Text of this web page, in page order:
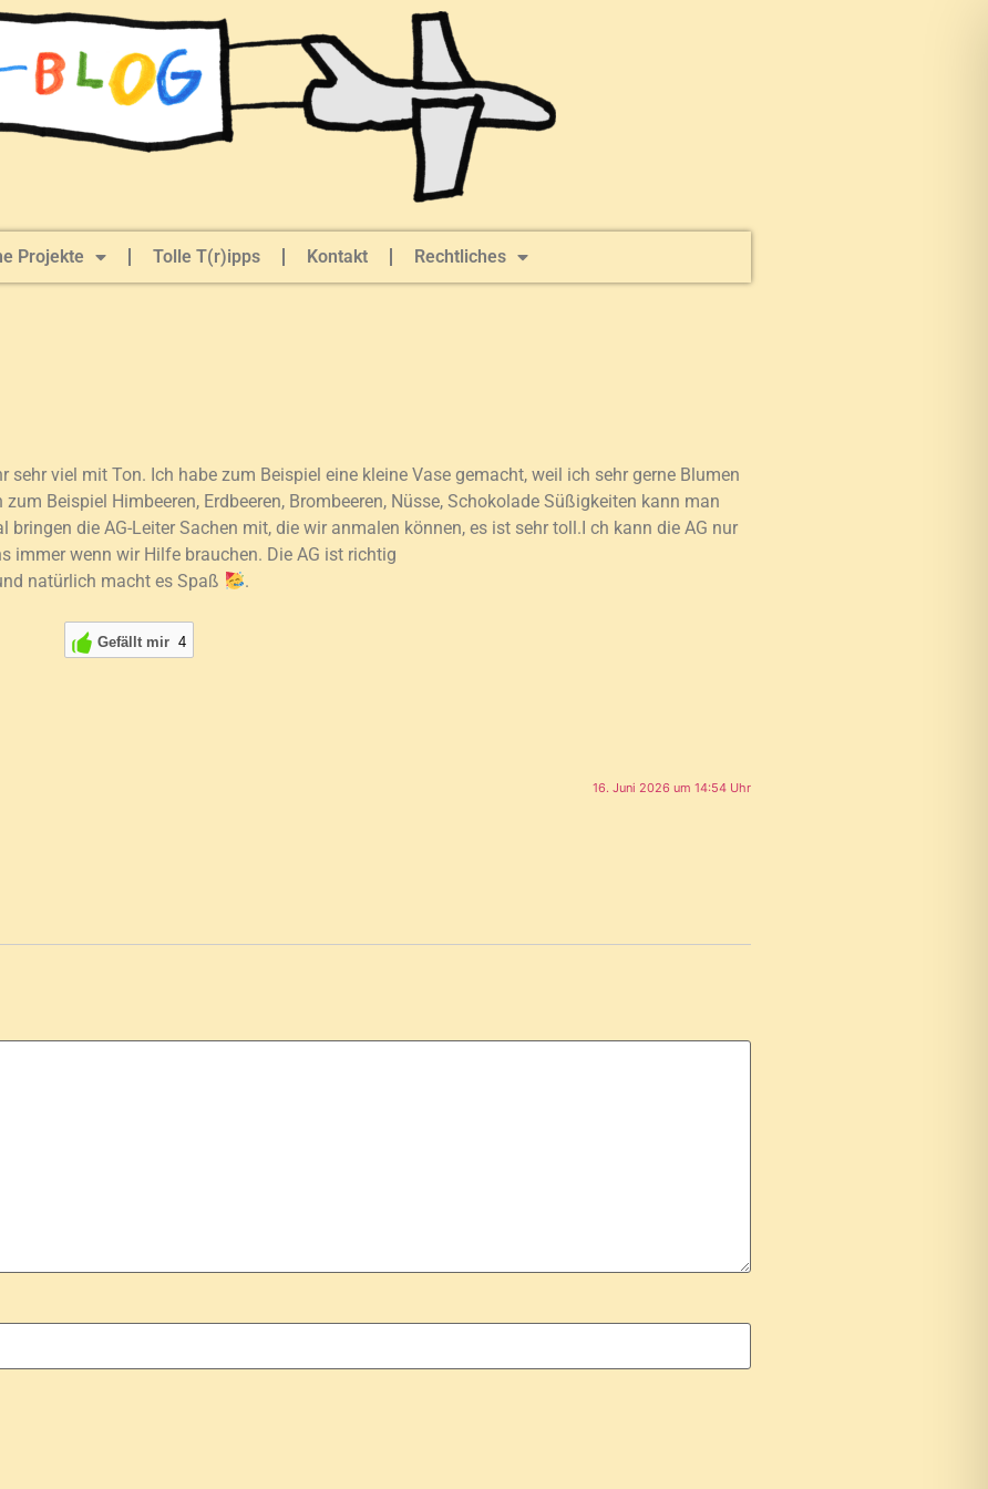
Projekte Tolle T(r)ipps Kontakt Rechtliches
sehr viel mit Ton. Ich habe zum Beispiel eine kleine Vase gemacht, weil ich sehr gerne Blumen
Beispiel Himbeeren, Erdbeeren, Brombeeren, Nüsse, Schokolade Süßigkeiten kann man
die AG-Leiter Sachen mit, die wir anmalen können, es ist sehr toll.I ch kann die AG nur
immer wenn wir Hilfe brauchen. Die AG ist richtig
natürlich macht es Spaß .
Gefällt mir 4
16. Juni 2026 um 14:54 Uhr